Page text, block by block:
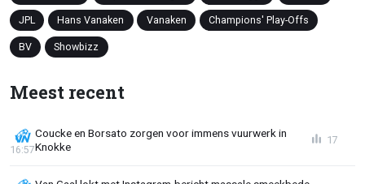
JPL Hans Vanaken Vanaken Champions' Play-Offs
BV Showbizz
Meest recent
Coucke en Borsato zorgen voor immens vuurwerk in
Knokke
16:57
17